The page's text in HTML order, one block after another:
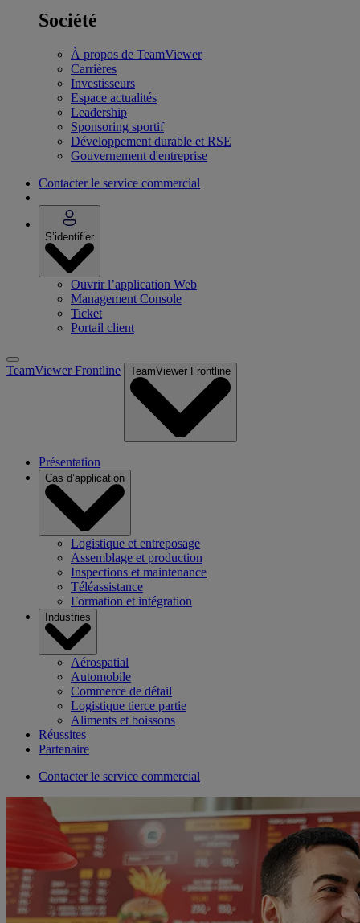
Société
À propos de TeamViewer
Carrières
Investisseurs
Espace actualités
Leadership
Sponsoring sportif
Développement durable et RSE
Gouvernement d'entreprise
Contacter le service commercial
S’identifier
Ouvrir l’application Web
Management Console
Ticket
Portail client
TeamViewer Frontline TeamViewer Frontline
Présentation
Cas d’application
Logistique et entreposage
Assemblage et production
Inspections et maintenance
Téléassistance
Formation et intégration
Industries
Aérospatial
Automobile
Commerce de détail
Logistique tierce partie
Aliments et boissons
Réussites
Partenaire
Contacter le service commercial